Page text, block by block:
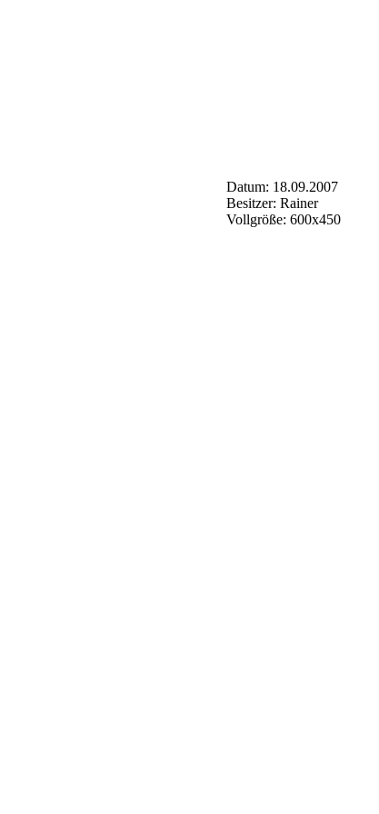
Datum: 18.09.2007
Besitzer: Rainer
Vollgröße: 600x450